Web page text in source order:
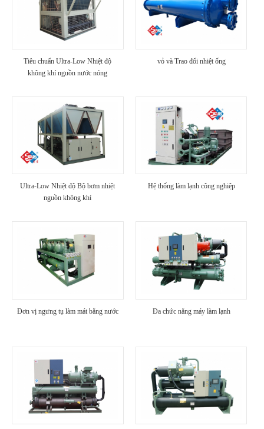
Tiêu chuẩn Ultra-Low Nhiệt độ
không khí nguồn nước nóng
vỏ và Trao đổi nhiệt ống
Ultra-Low Nhiệt độ Bộ bơm nhiệt
nguồn không khí
Hệ thống làm lạnh công nghiệp
Đơn vị ngưng tụ làm mát bằng nước Đa chức năng máy làm lạnh